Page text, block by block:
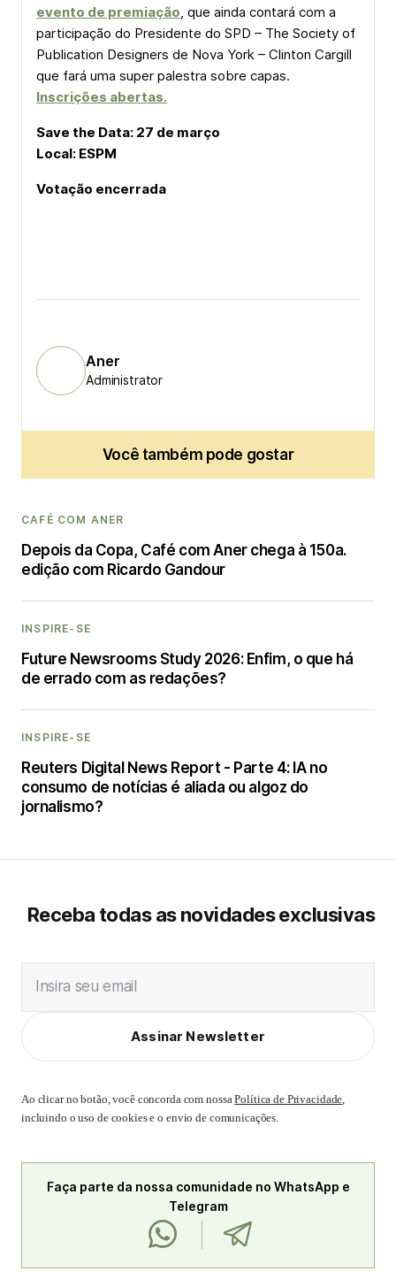
evento de premiação, que ainda contará com a
participação do Presidente do SPD – The Society of
Publication Designers de Nova York – Clinton Cargill
que fará uma super palestra sobre capas.
Inscrições abertas.
Save the Data: 27 de março
Local: ESPM
Votação encerrada
Aner
Administrator
Você também pode gostar
CAFÉ COM ANER
Depois da Copa, Café com Aner chega à 150a.
edição com Ricardo Gandour
INSPIRE-SE
Future Newsrooms Study 2026: Enfim, o que há
de errado com as redações?
INSPIRE-SE
Reuters Digital News Report - Parte 4: IA no
consumo de notícias é aliada ou algoz do
jornalismo?
Receba todas as novidades exclusivas
Insira seu email
Assinar Newsletter
Ao clicar no botão, você concorda com nossaPolítica de Privacidade,
incluindo o uso de cookies e o envio de comunicações.
Faça parte da nossa comunidade no WhatsApp e
Telegram